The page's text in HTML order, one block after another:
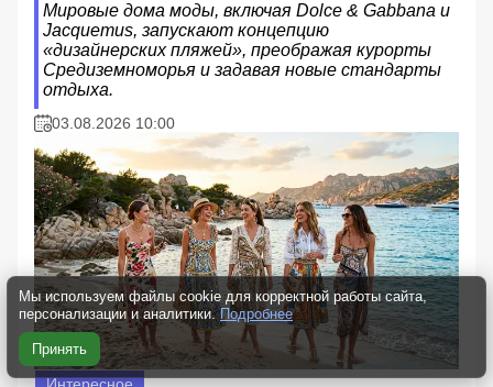
Мировые дома моды, включая Dolce & Gabbana и
Jacquemus, запускают концепцию
«дизайнерских пляжей», преображая курорты
Средиземноморья и задавая новые стандарты
отдыха.
03.08.2026 10:00
Мы используем файлы cookie для корректной работы сайта,
персонализации и аналитики. Подробнее
Принять